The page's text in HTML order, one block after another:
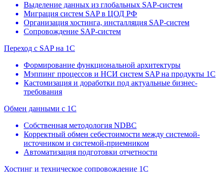
Выделение данных из глобальных SAP-систем
Миграция систем SAP в ЦОД РФ
Организация хостинга, инсталляция SAP-систем
Сопровождение SAP-систем
Переход с SAP на 1С
Формирование функциональной архитектуры
Мэппинг процессов и НСИ систем SAP на продукты 1С
Кастомизация и доработки под актуальные бизнес-
требования
Обмен данными с 1С
Собственная методология NDBC
Корректный обмен себестоимости между системой-
источником и системой-приемником
Автоматизация подготовки отчетности
Хостинг и техническое сопровождение 1С